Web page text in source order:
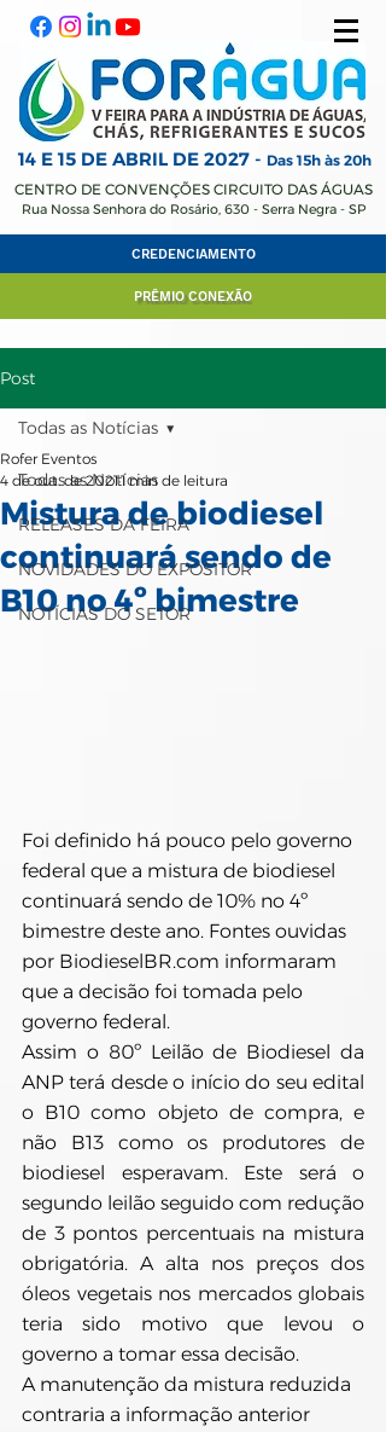
14 E 15 DE ABRIL DE 2027 - Das 15h às 20h
CENTRO DE CONVENÇÕES CIRCUITO DAS ÁGUAS
Rua Nossa Senhora do Rosário, 630 - Serra Negra - SP
CREDENCIAMENTO
PRÊMIO CONEXÃO
Post
Todas as Notícias
RELEASES DA FEIRA
NOVIDADES DO EXPOSITOR
NOTÍCIAS DO SETOR
Todas as Notícias
Mistura de biodiesel
continuará sendo de
B10 no 4º bimestre
Rofer Eventos
4 de out. de 20211 min de leitura
Foi definido há pouco pelo governo
federal que a mistura de biodiesel
continuará sendo de 10% no 4º
bimestre deste ano. Fontes ouvidas
por BiodieselBR.com informaram
que a decisão foi tomada pelo
governo federal.
Assim o 80º Leilão de Biodiesel da
ANP terá desde o início do seu edital
o B10 como objeto de compra, e
não B13 como os produtores de
biodiesel esperavam. Este será o
segundo leilão seguido com redução
de 3 pontos percentuais na mistura
obrigatória. A alta nos preços dos
óleos vegetais nos mercados globais
teria sido motivo que levou o
governo a tomar essa decisão.
A manutenção da mistura reduzida
contraria a informação anterior